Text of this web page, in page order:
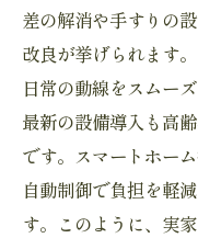
差の解消や手すりの
改良が挙げられます
日常の動線をスムー
最新の設備導入も高
です。スマートホー
自動制御で負担を軽
す。このように、実